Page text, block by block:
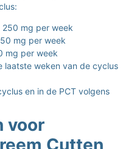
250 mg per week
mg per week
mg per week
laatste weken van de cyclus
en in de PCT volgens
voor
Cutten